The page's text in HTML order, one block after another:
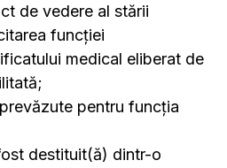
de vedere al stării
funcţiei
medical eliberat de
pentru funcţia
destituit(ă) dintr-o